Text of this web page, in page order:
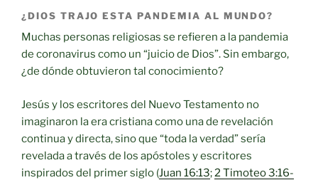
¿DIOS TRAJO ESTA PANDEMIA AL MUNDO?
Muchas personas religiosas se refieren a la pandemia
de coronavirus como un “juicio de Dios”. Sin embargo,
¿de dónde obtuvieron tal conocimiento?
Jesús y los escritores del Nuevo Testamento no
imaginaron la era cristiana como una de revelación
continua y directa, sino que “toda la verdad” sería
revelada a través de los apóstoles y escritores
inspirados del primer siglo (Juan 16:13;2 Timoteo 3:16-